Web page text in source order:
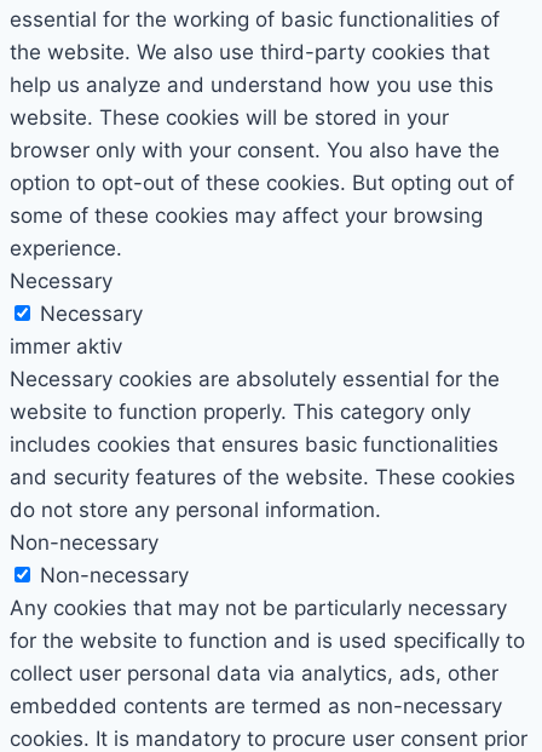
essential for the working of basic functionalities of
the website. We also use third-party cookies that
help us analyze and understand how you use this
website. These cookies will be stored in your
browser only with your consent. You also have the
option to opt-out of these cookies. But opting out of
some of these cookies may affect your browsing
experience.
Necessary
Necessary
immer aktiv
Necessary cookies are absolutely essential for the
website to function properly. This category only
includes cookies that ensures basic functionalities
and security features of the website. These cookies
do not store any personal information.
Non-necessary
Non-necessary
Any cookies that may not be particularly necessary
for the website to function and is used specifically to
collect user personal data via analytics, ads, other
embedded contents are termed as non-necessary
cookies. It is mandatory to procure user consent prior